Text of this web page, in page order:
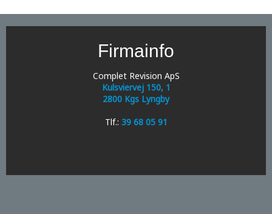
Firmainfo
Complet Revision ApS
Kulsviervej 150, 1
2800 Kgs Lyngby
Tlf.: 39 68 05 91